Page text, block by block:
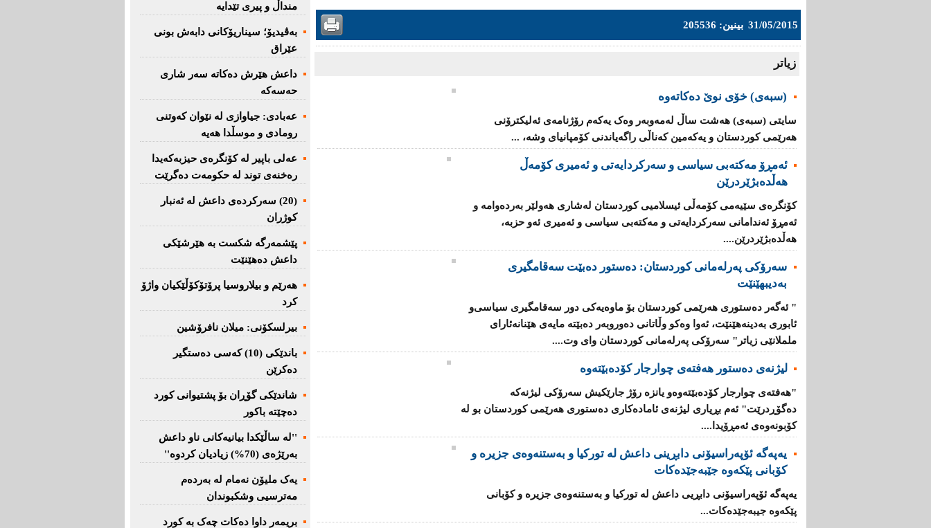
31/05/2015 بینین: 205536
زیاتر
(سبەى) خۆى نوێ دەکاتەوە
سایتى (سبەى) هەشت ساڵ لەمەوبەر وەک یەکەم رۆژنامەى ئەلیکترۆنى
هەرێمى کوردستان و یه‌كه‌مین كه‌ناڵی‌ راگه‌یاندنی‌ كۆمپانیای‌ وشه‌، ...
ئه‌مڕۆ مه‌كته‌بی‌ سیاسی‌ و سه‌ركردایه‌تی‌ و ئه‌میری‌ كۆمه‌ڵ
هەڵدەبژێردرێن
كۆنگره‌ی‌ سێیه‌می‌ كۆمه‌ڵی‌ ئیسلامیی‌ كوردستان له‌شاری‌ هه‌ولێر به‌رده‌وامه‌ و
ئه‌مڕۆ ئه‌ندامانی‌ سه‌ركردایه‌تی‌ و مه‌كته‌بی‌ سیاسی‌ و ئه‌میری‌ ئه‌و حزبه‌،
هەڵدەبژێردرێن....
سەرۆكی پەرلەمانی كوردستان: دەستور دەبێت سەقامگیری
بەدیبهێنێت
" ئەگەر دەستوری هەرێمی كوردستان بۆ ماوەیەكی دور سەقامگیری سیاسی‌و
ئابوری بەدینەهێنێت، ئەوا وەكو وڵاتانی دەوروبەر دەبێتە مایەی هێنانەئارای
ململانێی زیاتر" سەرۆكی پەرلەمانی كوردستان وای وت....
لیژنەی دەستور هەفتەی چوارجار كۆدەبێتەوە
"هەفتەی چوارجار كۆدەبێتەوە‌و یانزە رۆژ جارێكیش سەرۆكی لیژنەكە
دەگۆڕدرێت" ئەم بڕیاری لیژنەی ئامادەكاری دەستوری هەرێمی كوردستان بو لە
كۆبونەوەی ئەمڕۆیدا....
یەپەگە ئۆپەراسیۆنی دابڕینی داعش لە تورکیا و بەستنەوەی جزیرە و
کۆبانی پێکەوە جێبەجێدەکات
یەپەگە ئۆپەراسیۆنی دابڕیی داعش لە تورکیا و بەستنەوەی جزیرە و کۆبانی
پێکەوە جیبەجێدەکات...
منداڵ و پیری تێدایە
بەڤیدیۆ؛ سیناریۆکانی دابەش بونی
عێراق
داعش هێرش دەکاتە سەر شاری
حەسەکە
عه‌بادی: جیاوازی له‌ نێوان کەوتنی
رومادی و موسڵدا هه‌یه‌
عەلی باپیر لە کۆنگرەی حیزبەکەیدا
رەخنەی توند لە حکومەت دەگرێت
(20) سه‌ركرده‌ی داعش لە ئەنبار
کوژران
پێشمەرگە شكست بە هێرشێكی
داعش دەهێنێت
هەرێم و بیلاروسیا پرۆتۆکۆڵێکیان واژۆ
کرد
بیرلسكۆنی: میلان نافرۆشین
باندێکی (10) کەسى دەستگیر
دەکرێن
شاندێکى گۆڕان بۆ پشتیوانی کورد
دەچێتە باکور
''لە ساڵێکدا بیانیه‌كانی ناو داعش
بەرێژەى (70%) زیادیان کردوە''
یەک ملیۆن نەمام لە بەردەم
مەترسیی وشکبوندان
بریمه‌ر داوا دەکات چەک بە کورد